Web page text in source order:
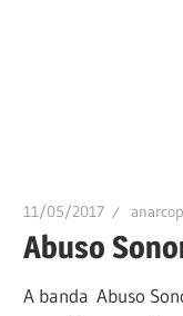
11/05/2017
Abuso
A banda Abuso